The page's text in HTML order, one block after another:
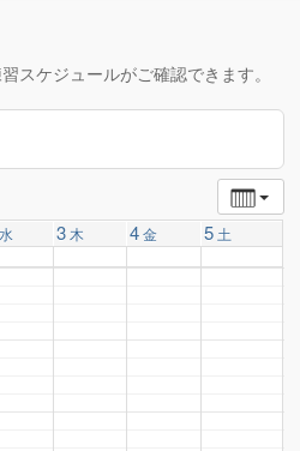
スケジュールがご確認できます。
水 3 木 4金 5 土